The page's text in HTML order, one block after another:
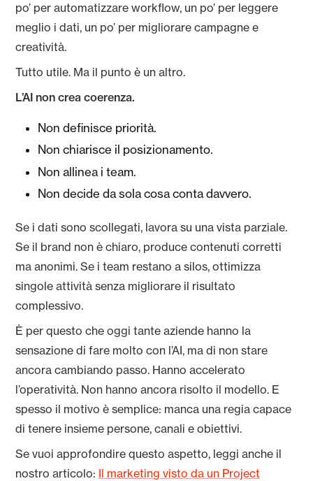
po’ per automatizzare workflow, un po’ per leggere
meglio i dati, un po’ per migliorare campagne e
creatività.
Tutto utile. Ma il punto è un altro.
L’AI non crea coerenza.
Non definisce priorità.
Non chiarisce il posizionamento.
Non allinea i team.
Non decide da sola cosa conta davvero.
Se i dati sono scollegati, lavora su una vista parziale.
Se il brand non è chiaro, produce contenuti corretti
ma anonimi. Se i team restano a silos, ottimizza
singole attività senza migliorare il risultato
complessivo.
È per questo che oggi tante aziende hanno la
sensazione di fare molto con l’AI, ma di non stare
ancora cambiando passo. Hanno accelerato
l’operatività. Non hanno ancora risolto il modello. E
spesso il motivo è semplice: manca una regia capace
di tenere insieme persone, canali e obiettivi.
Se vuoi approfondire questo aspetto, leggi anche il
nostro articolo: Il marketing visto da un Project